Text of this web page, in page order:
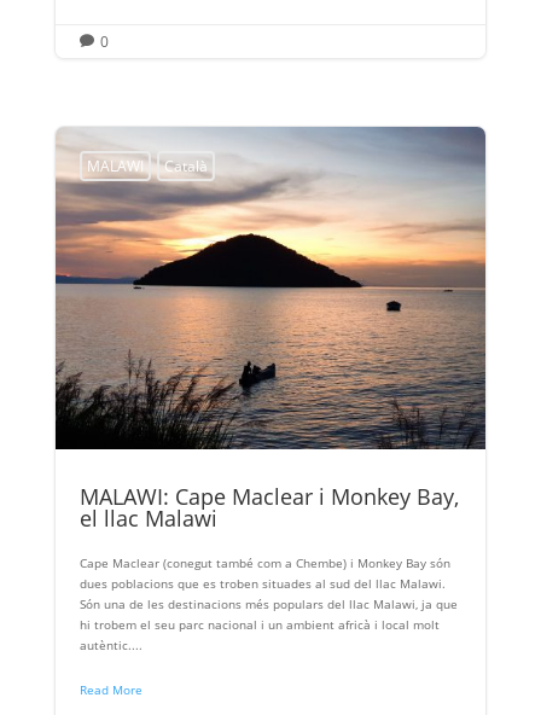
 0
MALAWI Català
MALAWI: Cape Maclear i Monkey Bay,
el llac Malawi
Cape Maclear (conegut també com a Chembe) i Monkey Bay són
dues poblacions que es troben situades al sud del llac Malawi.
Són una de les destinacions més populars del llac Malawi, ja que
hi trobem el seu parc nacional i un ambient africà i local molt
autèntic....
Read More